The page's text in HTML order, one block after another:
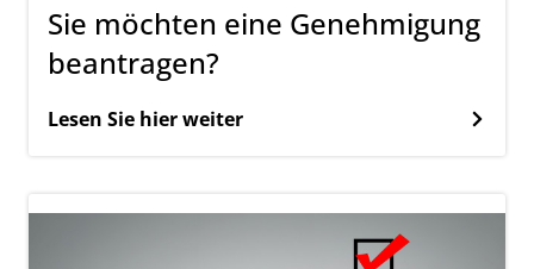
Sie möchten eine Genehmigung
beantragen?
Lesen Sie hier weiter